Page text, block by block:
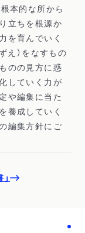
本的な所から
立ちを根源か
を育んでいく
え）をなすもの
のの見方に惑
していく力が
や編集に当た
養成していく
編集方針にご